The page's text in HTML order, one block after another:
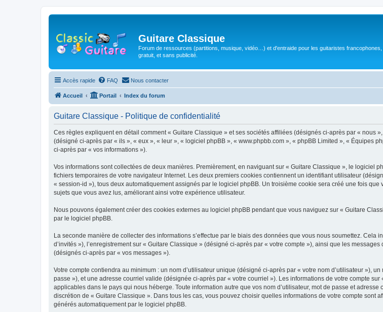
Guitare Classique
Forum de ressources (partitions, musique, vidéo…) et d'entraide pour les guitaristes francophones,
gratuit, et sans publicité.
Accès rapide FAQ Nous contacter
Accueil Portail Index du forum
Guitare Classique - Politique de confidentialité
Ces règles expliquent en détail comment « Guitare Classique » et ses sociétés affiliées (désignés ci-après par « nous
(désigné ci-après par « ils », « eux », « leur », « logiciel phpBB », « www.phpbb.com », « phpBB Limited », « Équipes
ci-après par « vos informations »).
Vos informations sont collectées de deux manières. Premièrement, en naviguant sur « Guitare Classique », le logiciel
fichiers temporaires de votre navigateur Internet. Les deux premiers cookies contiennent un identifiant utilisateur
« session-id »), tous deux automatiquement assignés par le logiciel phpBB. Un troisième cookie sera créé une fois
sujets que vous avez lus, améliorant ainsi votre expérience utilisateur.
Nous pouvons également créer des cookies externes au logiciel phpBB pendant que vous naviguez sur « Guitare
par le logiciel phpBB.
La seconde manière de collecter des informations s’effectue par le biais des données que vous nous soumettez.
d’invités »), l’enregistrement sur « Guitare Classique » (désigné ci-après par « votre compte »), ainsi que les
(désignés ci-après par « vos messages »).
Votre compte contiendra au minimum : un nom d’utilisateur unique (désigné ci-après par « votre nom d’utilisateur »),
passe »), et une adresse courriel valide (désignée ci-après par « votre courriel »). Les informations de votre compte
applicables dans le pays qui nous héberge. Toute information autre que vos nom d’utilisateur, mot de passe et
discrétion de « Guitare Classique ». Dans tous les cas, vous pouvez choisir quelles informations de votre compte
générés automatiquement par le logiciel phpBB.